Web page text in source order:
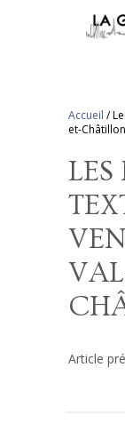
Accueil /
et-Châtillon
LES
Article